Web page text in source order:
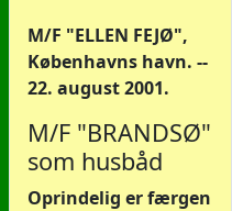
M/F "ELLEN FEJØ",
Københavns havn. --
22. august 2001.
M/F "BRANDSØ"
som husbåd
Oprindelig er færgen